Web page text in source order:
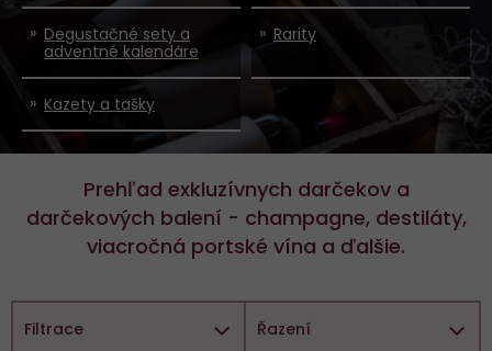
přihlášení
Degustačné sety a
adventné kalendáre
Rarity
Kazety a tašky
Prehľad exkluzívnych darčekov a
darčekových balení - champagne, destiláty,
viacročná portské vína a ďalšie.
Filtrace Řazení